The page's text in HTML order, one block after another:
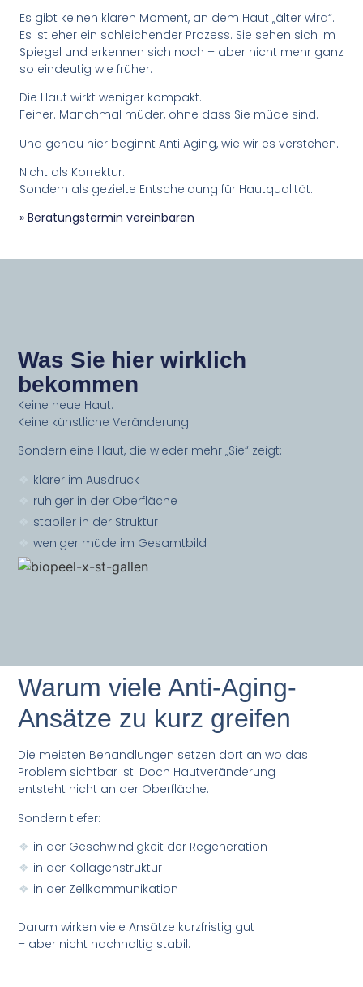
Es gibt keinen klaren Moment, an dem Haut „älter wird“.
Es ist eher ein schleichender Prozess. Sie sehen sich im
Spiegel und erkennen sich noch – aber nicht mehr ganz
so eindeutig wie früher.
Die Haut wirkt weniger kompakt.
Feiner. Manchmal müder, ohne dass Sie müde sind.
Und genau hier beginnt Anti Aging, wie wir es verstehen.
Nicht als Korrektur.
Sondern als gezielte Entscheidung für Hautqualität.
» Beratungstermin vereinbaren
Was Sie hier wirklich
bekommen
Keine neue Haut.
Keine künstliche Veränderung.
Sondern eine Haut, die wieder mehr „Sie“ zeigt:
klarer im Ausdruck
ruhiger in der Oberfläche
stabiler in der Struktur
weniger müde im Gesamtbild
Warum viele Anti-Aging-
Ansätze zu kurz greifen
Die meisten Behandlungen setzen dort an wo das
Problem sichtbar ist. Doch Hautveränderung
entsteht nicht an der Oberfläche.
Sondern tiefer:
in der Geschwindigkeit der Regeneration
in der Kollagenstruktur
in der Zellkommunikation
Darum wirken viele Ansätze kurzfristig gut
– aber nicht nachhaltig stabil.